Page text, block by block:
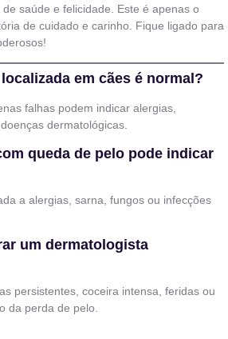
saúde e felicidade. Este é apenas o
de cuidado e carinho. Fique ligado para
em cães é normal?
falhas podem indicar alergias,
dermatológicas.
queda de pelo pode indicar
a alergias, sarna, fungos ou infecções
um dermatologista
persistentes, coceira intensa, feridas ou
da perda de pelo.